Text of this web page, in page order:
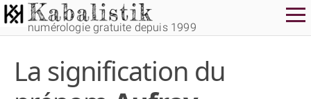
numérologie gratuite depuis 1999
La signification du